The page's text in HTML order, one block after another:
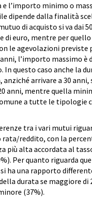
e l’importo minimo o
dipende dalla finalità
di acquisto si va dai
di euro, mentre per quello
le agevolazioni previste
l’importo massimo è
In questo caso anche la
anziché arrivare a 30 anni,
anni, mentre quella
a tutte le tipologie
tra i vari mutui
reddito, con la
più alta accordata al
Per quanto riguarda
ha una rapporto
durata se maggiore di
(37%).